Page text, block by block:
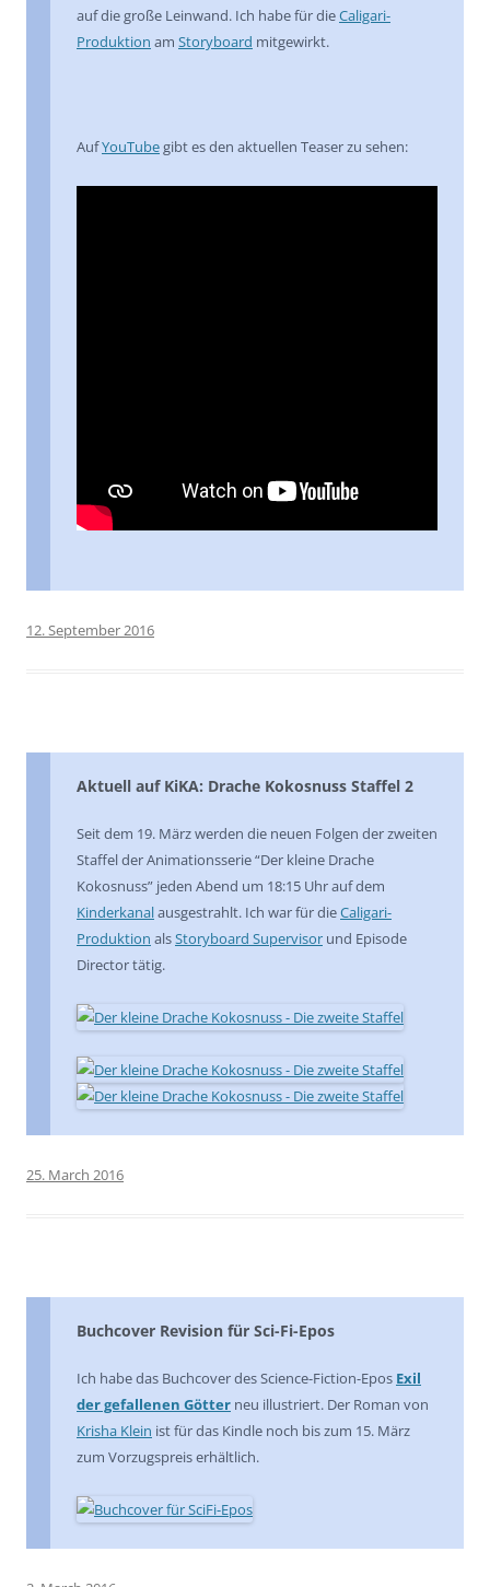
auf die große Leinwand. Ich habe für dieCaligari-
Produktion am Storyboard mitgewirkt.
AufYouTubegibt es den aktuellen Teaser zu sehen:
12. September 2016
Aktuell auf KiKA: Drache Kokosnuss Staffel 2
Seit dem 19. März werden die neuen Folgen der zweiten
Staffel der Animationsserie “Der kleine Drache
Kokosnuss” jeden Abend um 18:15 Uhr auf dem
Kinderkanalausgestrahlt. Ich war für dieCaligari-
Produktion alsStoryboard Supervisor und Episode
Director tätig.
25. March 2016
Buchcover Revision für Sci-Fi-Epos
Ich habe das Buchcover des Science-Fiction-Epos Exil
der gefallenen Götter neu illustriert. Der Roman von
Krisha Klein ist für das Kindle noch bis zum 15. März
zum Vorzugspreis erhältlich.